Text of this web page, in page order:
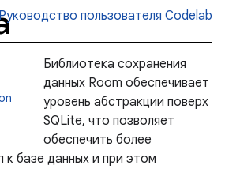
пользователя Codelab
Библиотека сохранения
данных Room обеспечивает
уровень абстракции поверх
SQLite, что позволяет
обеспечить более
базе данных и при этом